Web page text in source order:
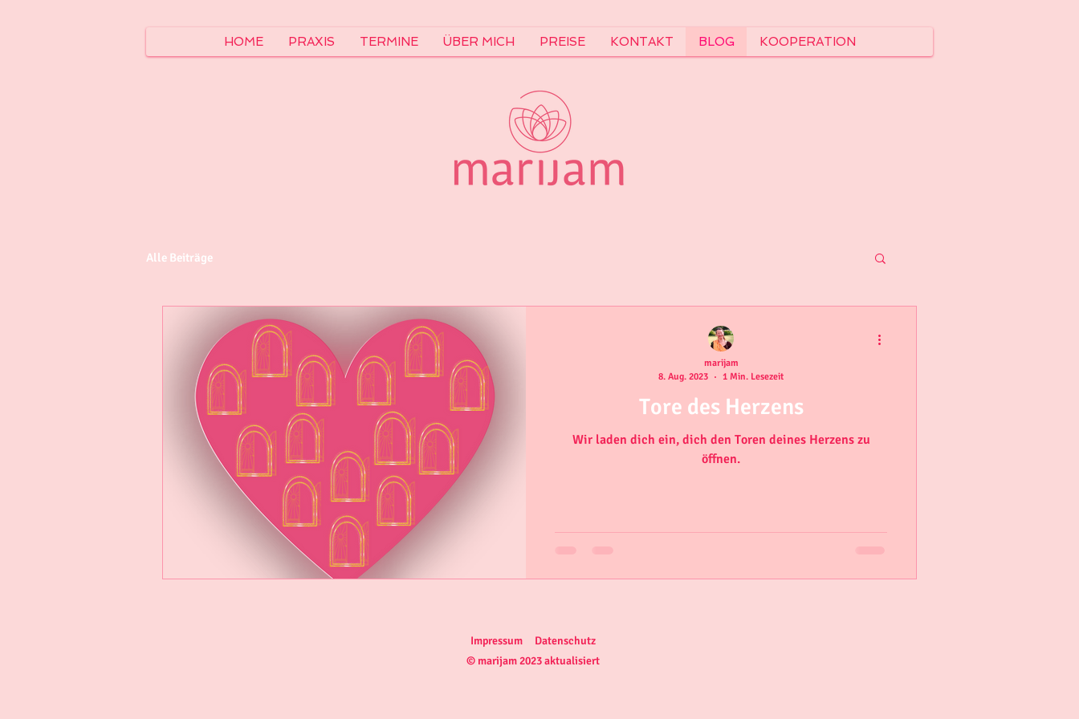
HOME PRAXIS TERMINE ÜBER MICH PREISE KONTAKT BLOG KOOPERATION
Alle Beiträge
Tore des Herzens
Wir laden dich ein, dich den Toren deines Herzens zu
öffnen.
marijam
8. Aug. 2023
1 Min. Lesezeit
Impressum
Datenschutz
© marijam 2023aktualisiert